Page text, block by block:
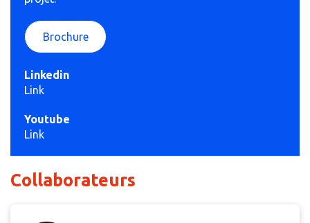
Brochure
Linkedin
Link
Youtube
Link
Collaborateurs